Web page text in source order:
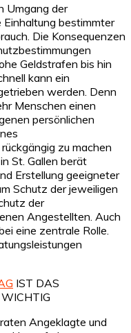
Umgang der
bestimmter
Die Konsequenzen
Geldstrafen bis hin
kann ein
werden. Denn
Menschen einen
persönlichen
zu machen
St. Gallen berät
Erstellung geeigneter
Schutz der jeweiligen
der
Angestellten. Auch
eine zentrale Rolle.
IST DAS
Angeklagte und